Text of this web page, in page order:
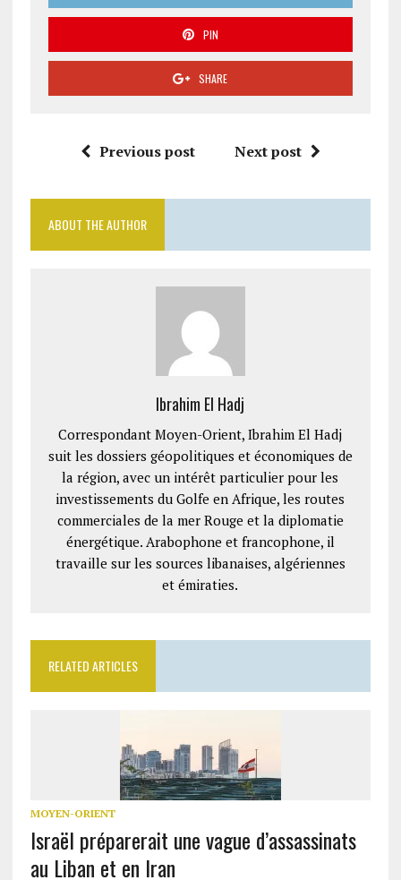
PIN
SHARE
Previous post Next post
ABOUT THE AUTHOR
Ibrahim El Hadj
Correspondant Moyen-Orient, Ibrahim El Hadj
suit les dossiers géopolitiques et économiques de
la région, avec un intérêt particulier pour les
investissements du Golfe en Afrique, les routes
commerciales de la mer Rouge et la diplomatie
énergétique. Arabophone et francophone, il
travaille sur les sources libanaises, algériennes
et émiraties.
RELATED ARTICLES
MOYEN-ORIENT
Israël préparerait une vague d’assassinats
au Liban et en Iran